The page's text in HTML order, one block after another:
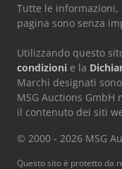
Tutte le informazioni,
pagina sono senza
Utilizzando questo
condizioni e la
Marchi designati
MSG Auctions
il contenuto dei siti
© 2000 - 2026 MSG
Questo sito è protetto da